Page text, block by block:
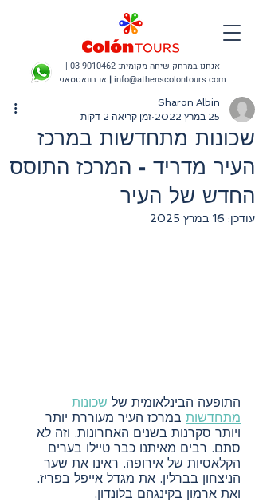
אנחנו במרחק שיחה מקומית:03-9010462
|
info@athenscolontours.com
| או בוואטסאפ
שכונות מתחדשות במרכז
העיר מדריד - המרכז התוסס
החדש של העיר
Sharon Albin
25 במרץ 2022
זמן קריאה 2 דקות
עודכן: 16 במרץ 2025
התופעה הבינלאומית של שכונות
מתחדשות במרכז העיר מעוררת יותר
ויותר סקרנות בשנים האחרונות. וזה לא
סתם. רבים מאיתנו כבר טיילו בערים
הקלאסיות של אירופה. ראינו את שער
הניצחון בברלין. את מגדל אייפל בפריז.
ואת ארמון בקינגהם בלונדון.